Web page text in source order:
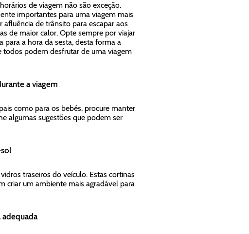
de viagem não são exceção.
importantes para uma viagem mais
de trânsito para escapar aos
de maior calor. Opte sempre por viajar
para a hora da sesta, desta forma a
todos podem desfrutar de uma viagem
a viagem
como para os bebés, procure manter
algumas sugestões que podem ser
traseiros do veículo. Estas cortinas
criar um ambiente mais agradável para